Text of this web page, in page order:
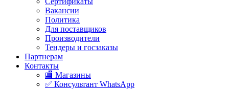
Вакансии
Политика
Для поставщиков
Производители
Тендеры и госзаказы
Партнерам
Контакты
🏬 Магазины
✅️ Консультант WhatsApp